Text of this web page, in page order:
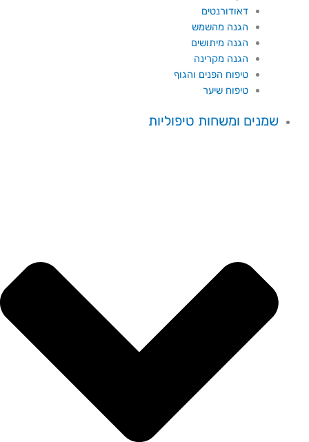
דאודורנטים
הגנה מהשמש
הגנה מיתושים
הגנה מקרינה
טיפוח הפנים והגוף
טיפוח שיער
שמנים ומשחות טיפוליות